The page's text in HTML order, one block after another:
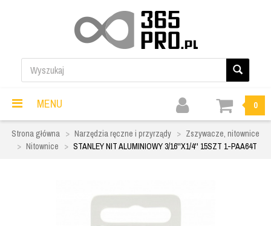
MENU 0
Strona główna Narzędzia ręczne i przyrządy
Zszywacze, nitownice
Nitownice
STANLEY NIT ALUMINIOWY 3/16''X1/4'' 15SZT 1-PAA64T